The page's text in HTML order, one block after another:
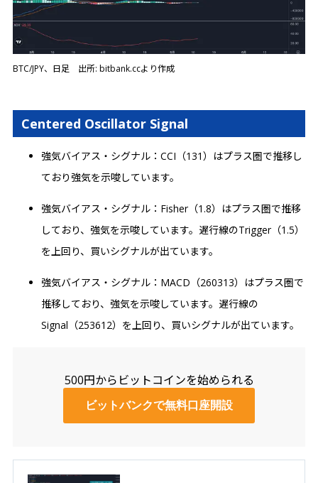
BTC/JPY、日足 出所: bitbank.ccより作成
Centered Oscillator Signal
強気バイアス・シグナル：CCI（131）はプラス圏で推移し
ており強気を示唆しています。
強気バイアス・シグナル：Fisher（1.8）はプラス圏で推移
しており、強気を示唆しています。遅行線のTrigger（1.5）
を上回り、買いシグナルが出ています。
強気バイアス・シグナル：MACD（260313）はプラス圏で
推移しており、強気を示唆しています。遅行線の
Signal（253612）を上回り、買いシグナルが出ています。
500円からビットコインを始められる
ビットバンクで無料口座開設